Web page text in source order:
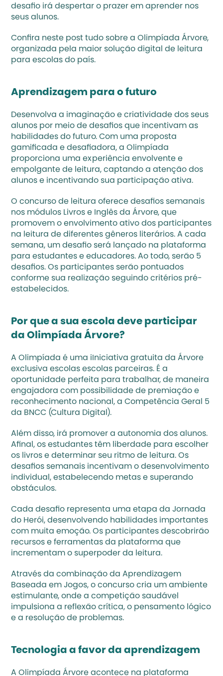
desafio irá despertar o prazer em aprender nos
seus alunos.
Confira neste post tudo sobre a Olimpíada Árvore,
organizada pela maior solução digital de leitura
para escolas do país.
Aprendizagem para o futuro
Desenvolva a imaginação e criatividade dos seus
alunos por meio de desafios que incentivam as
habilidades do futuro. Com uma proposta
gamificada e desafiadora, a Olimpíada
proporciona uma experiência envolvente e
empolgante de leitura, captando a atenção dos
alunos e incentivando sua participação ativa.
O concurso de leitura oferece desafios semanais
nos módulos Livros e Inglês da Árvore, que
promovem o envolvimento ativo dos participantes
na leitura de diferentes gêneros literários. A cada
semana, um desafio será lançado na plataforma
para estudantes e educadores. Ao todo, serão 5
desafios. Os participantes serão pontuados
conforme sua realização seguindo critérios pré-
estabelecidos.
Por que a sua escola deve participar
da Olimpíada Árvore?
A Olimpíada é uma iIniciativa gratuita da Árvore
exclusiva escolas escolas parceiras. É a
oportunidade perfeita para trabalhar, de maneira
engajadora com possibilidade de premiação e
reconhecimento nacional, a Competência Geral 5
da BNCC (Cultura Digital).
Além disso, irá promover a autonomia dos alunos.
Afinal, os estudantes têm liberdade para escolher
os livros e determinar seu ritmo de leitura. Os
desafios semanais incentivam o desenvolvimento
individual, estabelecendo metas e superando
obstáculos.
Cada desafio representa uma etapa da Jornada
do Herói, desenvolvendo habilidades importantes
com muita emoção. Os participantes descobrirão
recursos e ferramentas da plataforma que
incrementam o superpoder da leitura.
Através da combinação da Aprendizagem
Baseada em Jogos, o concurso cria um ambiente
estimulante, onde a competição saudável
impulsiona a reflexão crítica, o pensamento lógico
e a resolução de problemas.
Tecnologia a favor da aprendizagem
A Olimpíada Árvore acontece na plataforma